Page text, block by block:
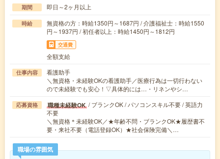
期間 即日～2ヶ月以上
時給
無資格の方：時給1350円～1687円 / 介護福祉士：時給1550
円～1937円 / 初任者以上：時給1450円～1812円
交通費
全額支給
仕事内容
看護助手
＼無資格・未経験OKの看護助手／医療行為は一切行わない
ので未経験でも安心！▽具体的には…・リネンやシ…
応募資格 職種未経験OK / ブランクOK / パソコンスキル不要 / 英語力
不要
＼無資格＊未経験OK／★年齢不問・ブランクOK★履歴書不
要・来社不要（電話登録OK）★社会保険完備＼…
職場の雰囲気